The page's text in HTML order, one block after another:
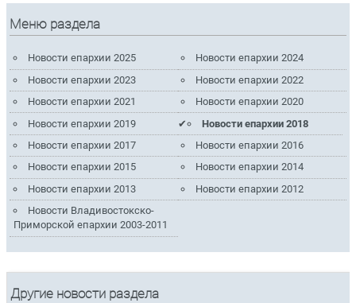
Меню раздела
Новости епархии 2025
Новости епархии 2024
Новости епархии 2023
Новости епархии 2022
Новости епархии 2021
Новости епархии 2020
Новости епархии 2019
Новости епархии 2018
Новости епархии 2017
Новости епархии 2016
Новости епархии 2015
Новости епархии 2014
Новости епархии 2013
Новости епархии 2012
Новости Владивостокско-
Приморской епархии 2003-2011
Другие новости раздела